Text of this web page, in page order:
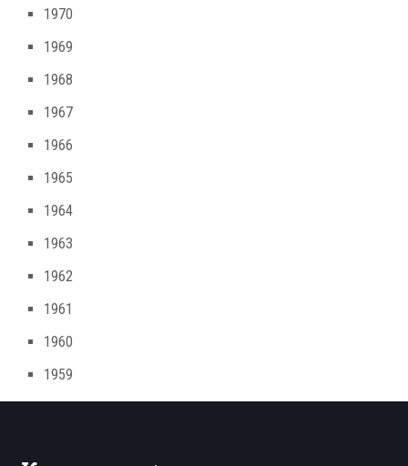
1970
1969
1968
1967
1966
1965
1964
1963
1962
1961
1960
1959